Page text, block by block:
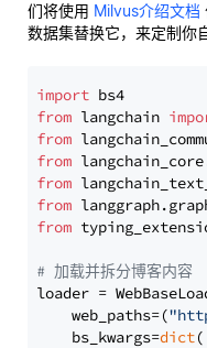
们将使用 Milvus介绍文档
数据集替换它，来定制你
import
from langchain
from
from
from
from
from
# 加载并拆分博客内容
loader =
    web_paths=(
    bs_kwargs=
dict(